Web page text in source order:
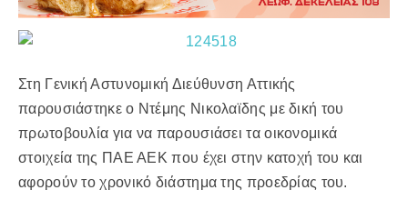
Στη Γενική Αστυνομική Διεύθυνση Αττικής
παρουσιάστηκε ο Ντέμης Νικολαϊδης με δική του
πρωτοβουλία για να παρουσιάσει τα οικονομικά
στοιχεία της ΠΑΕ ΑΕΚ που έχει στην κατοχή του και
αφορούν το χρονικό διάστημα της προεδρίας του.